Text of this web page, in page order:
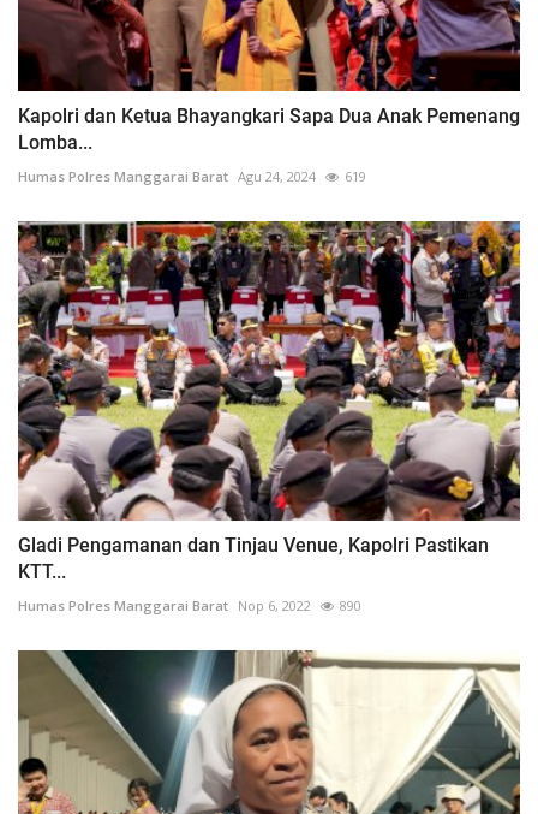
Kapolri dan Ketua Bhayangkari Sapa Dua Anak Pemenang
Lomba...
Humas Polres Manggarai Barat Agu 24, 2024 619
Gladi Pengamanan dan Tinjau Venue, Kapolri Pastikan
KTT...
Humas Polres Manggarai Barat Nop 6, 2022 890